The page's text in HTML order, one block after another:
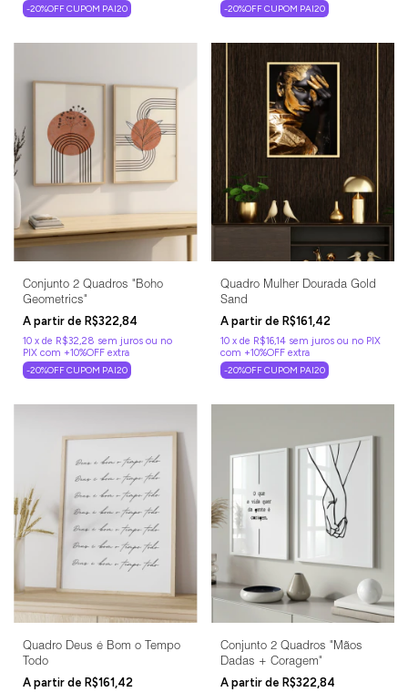
-20%OFF CUPOM PAI20 -20%OFF CUPOM PAI20
Conjunto 2 Quadros "Boho
Geometrics"
R$322,84
10 x de R$32,28 sem juros
-20%OFF CUPOM PAI20
Quadro Mulher Dourada Gold
Sand
R$161,42
10 x de R$16,14 sem juros
-20%OFF CUPOM PAI20
Quadro Deus é Bom o Tempo
Todo
R$161,42
Conjunto 2 Quadros "Mãos
Dadas + Coragem"
R$322,84